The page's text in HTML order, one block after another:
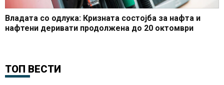
Владата со одлука: Кризната состојба за нафта и
нафтени деривати продолжена до 20 октомври
ТОП ВЕСТИ